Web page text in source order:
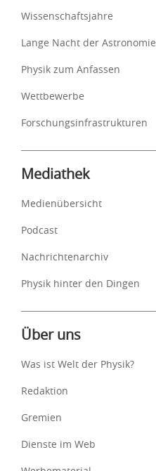
Wissenschaftsjahre
Lange Nacht der Astronomie
Physik zum Anfassen
Wettbewerbe
Forschungsinfrastrukturen
Mediathek
Medienübersicht
Podcast
Nachrichtenarchiv
Physik hinter den Dingen
Über uns
Was ist Welt der Physik?
Redaktion
Gremien
Dienste im Web